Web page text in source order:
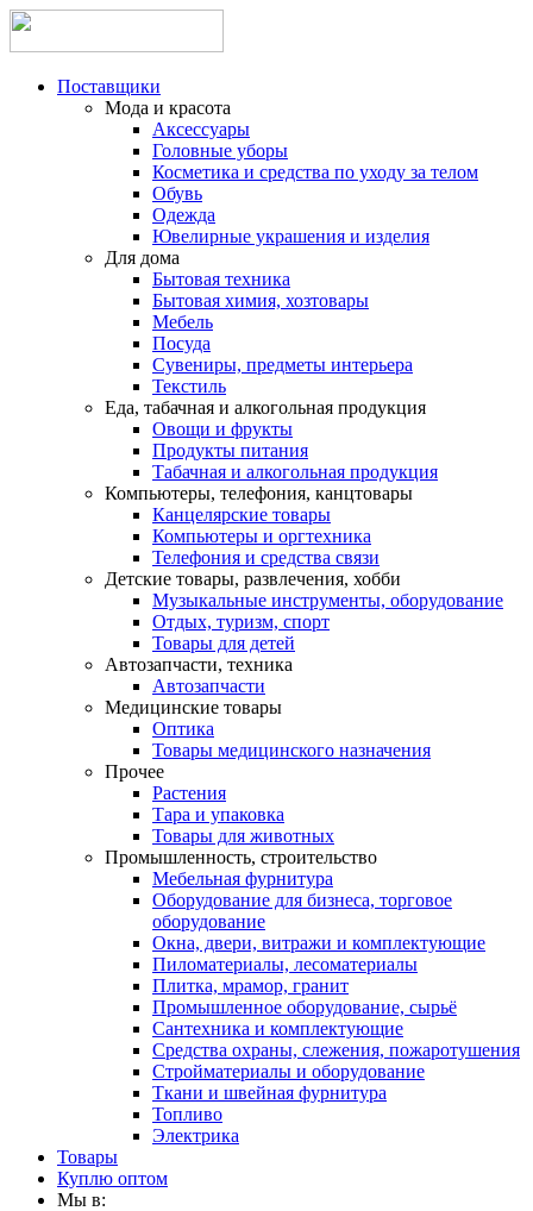
Поставщики
Мода и красота
Аксессуары
Головные уборы
Косметика и средства по уходу за телом
Обувь
Одежда
Ювелирные украшения и изделия
Для дома
Бытовая техника
Бытовая химия, хозтовары
Мебель
Посуда
Сувениры, предметы интерьера
Текстиль
Еда, табачная и алкогольная продукция
Овощи и фрукты
Продукты питания
Табачная и алкогольная продукция
Компьютеры, телефония, канцтовары
Канцелярские товары
Компьютеры и оргтехника
Телефония и средства связи
Детские товары, развлечения, хобби
Музыкальные инструменты, оборудование
Отдых, туризм, спорт
Товары для детей
Автозапчасти, техника
Автозапчасти
Медицинские товары
Оптика
Товары медицинского назначения
Прочее
Растения
Тара и упаковка
Товары для животных
Промышленность, строительство
Мебельная фурнитура
Оборудование для бизнеса, торговое
оборудование
Окна, двери, витражи и комплектующие
Пиломатериалы, лесоматериалы
Плитка, мрамор, гранит
Промышленное оборудование, сырьё
Сантехника и комплектующие
Средства охраны, слежения, пожаротушения
Стройматериалы и оборудование
Ткани и швейная фурнитура
Топливо
Электрика
Товары
Куплю оптом
Мы в: